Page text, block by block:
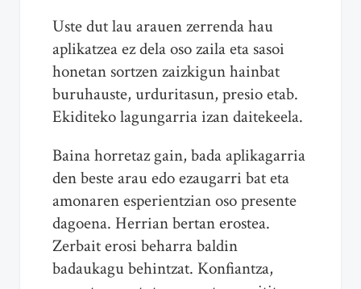
Uste dut lau arauen zerrenda hau
aplikatzea ez dela oso zaila eta sasoi
honetan sortzen zaizkigun hainbat
buruhauste, urduritasun, presio etab.
Ekiditeko lagungarria izan daitekeela.
Baina horretaz gain, bada aplikagarria
den beste arau edo ezaugarri bat eta
amonaren esperientzian oso presente
dagoena. Herrian bertan erostea.
Zerbait erosi beharra baldin
badaukagu behintzat. Konfiantza,